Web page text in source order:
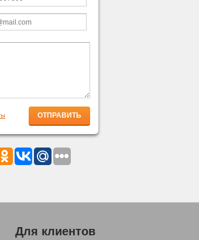
Для клиентов